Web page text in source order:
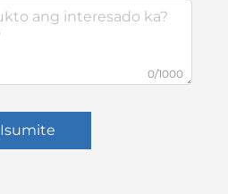
0/1000
Isumite